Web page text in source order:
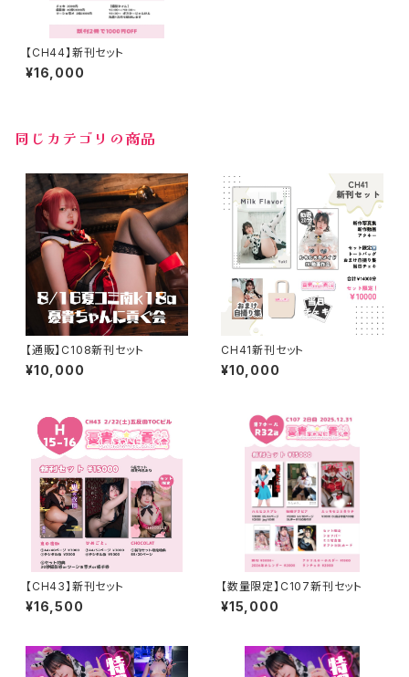
【CH44】新刊セット
¥16,000
同じカテゴリの商品
【通販】C108新刊セット
¥10,000
CH41新刊セット
¥10,000
【CH43】新刊セット
¥16,500
【数量限定】C107新刊セット
¥15,000